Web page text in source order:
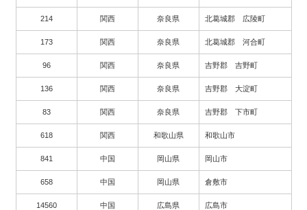
214 関西 奈良県 北葛城郡 広陵町
173 関西 奈良県 北葛城郡 河合町
96 関西 奈良県 吉野郡 吉野町
136 関西 奈良県 吉野郡 大淀町
83 関西 奈良県 吉野郡 下市町
618 関西 和歌山県 和歌山市
841 中国 岡山県 岡山市
658 中国 岡山県 倉敷市
14560 中国 広島県 広島市